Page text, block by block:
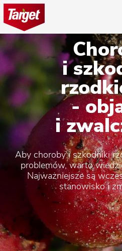
i
-
i
Aby choroby i szkodniki
problemów, warto
Najważniejsze są
stanowisko i